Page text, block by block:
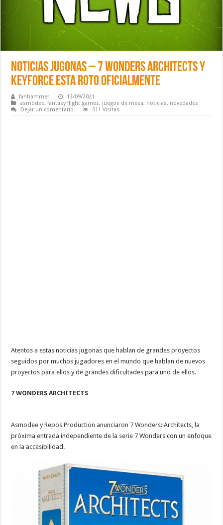
Noticias Jugonas – 7 Wonders Architects y
Keyforce esta roto oficialmente
fanhammer
13/09/2021
asmodee,fantasy flight games, juegos de mesa, noticias, novedades
Dejar un comentario
511 Visitas
Atentos a estas noticias jugonas que hablan de grandes proyectos
seguidos por muchos jugadores en el mundo que hablan de nuevos
proyectos para ellos y de grandes dificultades para uno de ellos.
7 WONDERS ARCHITECTS
Asmodee y Repos Production anunciaron 7 Wonders: Architects, la
próxima entrada independiente de la serie 7 Wonders con un enfoque
en la accesibilidad.